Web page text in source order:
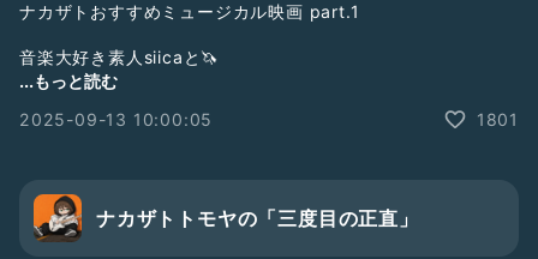
ナカザトおすすめミュージカル映画 part.1
音楽大好き素人siicaと🦄
熱血アチアチバンドマン トモヤが🔥
✅siicaちゃん最近どんな歌きくの？
✅2人にこの曲歌ってほしいです！
などなど！何でもお便りwelcome🙆‍♀️
...もっと読む
2025-09-13 10:00:05
1801
ナカザトトモヤの「三度目の正直」